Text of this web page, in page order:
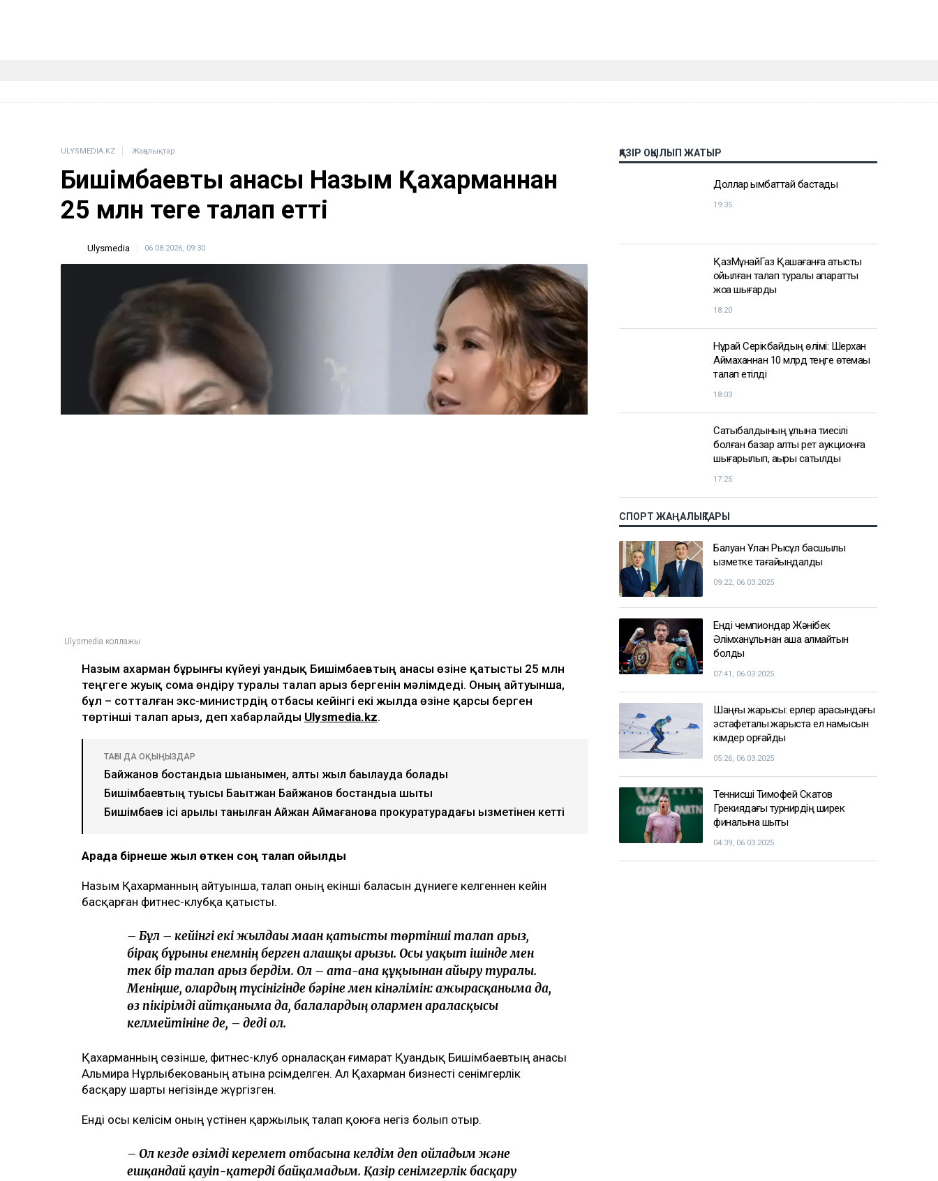
Бишімбаевтың анасы Назым Қахарманнан
25 млн теңге талап етті
Назым Қахарман бұрынғы күйеуі Қуандық Бишімбаевтың анасы өзіне қатысты 25 млн
теңгеге жуық сома өндіру туралы талап арыз бергенін мәлімдеді. Оның айтуынша,
бұл – сотталған экс-министрдің отбасы кейінгі екі жылда өзіне қарсы берген
төртінші талап арыз, деп хабарлайды
Ulysmedia.kz
ТАҒЫ ДА ОҚЫҢЫЗДАР
Байжанов бостандыққа шыққанымен, алты жыл бақылауда болады
Бишімбаевтың туысы Бақытжан Байжанов бостандыққа шықты
Бишімбаев ісі арқылы танылған Айжан Аймағанова прокуратурадағы қызметінен кетті
Арада бірнеше жыл өткен соң талап қойылды
Назым Қахарманның айтуынша, талап оның екінші баласын дүниеге әкелгеннен кейін
басқарған фитнес-клубқа қатысты.
– Бұл – кейінгі екі жылдағы маған қатысты төртінші талап арыз,
тек бір талап арыз бердім. Ол – ата-ана құқығынан айыру туралы.
Меніңше, олардың түсінігінде бәріне мен кінәлімін: ажырасқаныма да,
ҚАЗІР ОҚЫЛЫП ЖАТЫР
Доллар қымбаттай бастады
ҚазМұнайГаз Қашағанға қатысты
қойылған талап туралы ақпаратты
Нұрай Серікбайдың өлімі: Шерхан
талап етілді
Сатыбалдының ұлына тиесілі
болған базар алты рет аукционға
шығарылып, ақыры сатылды
17:25
СПОРТ ЖАҢАЛЫҚТАРЫ
Балуан Ұлан Рысқұл басшылық
қызметке тағайындалды
09:22, 06.03.2025
Енді чемпиондар Жәнібек
Әлімханұлынан қаша алмайтын